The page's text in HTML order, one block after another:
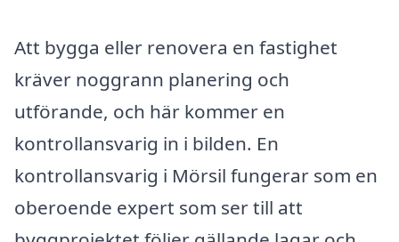
Att bygga eller renovera en fastighet
kräver noggrann planering och
utförande, och här kommer en
kontrollansvarig in i bilden. En
kontrollansvarig i Mörsil fungerar som en
oberoende expert som ser till att